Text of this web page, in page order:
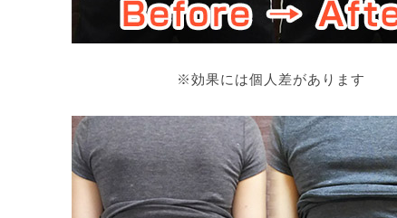
※効果には個人差があります